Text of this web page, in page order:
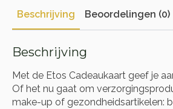
Beschrijving Beoordelingen (0)
Beschrijving
Met de Etos Cadeaukaart geef je
Of het nu gaat om
make-up of gezondheidsartikelen: